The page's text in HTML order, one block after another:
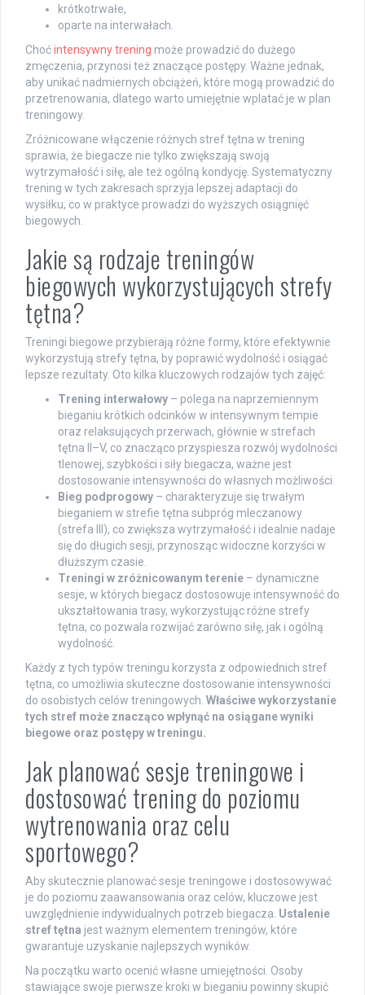
krótkotrwałe,
oparte na interwałach.
Choćintensywny trening może prowadzić do dużego
zmęczenia, przynosi też znaczące postępy. Ważne jednak,
aby unikać nadmiernych obciążeń, które mogą prowadzić do
przetrenowania, dlatego warto umiejętnie wplatać je w plan
treningowy.
Zróżnicowane włączenie różnych stref tętna w trening
sprawia, że biegacze nie tylko zwiększają swoją
wytrzymałość i siłę, ale też ogólną kondycję. Systematyczny
trening w tych zakresach sprzyja lepszej adaptacji do
wysiłku, co w praktyce prowadzi do wyższych osiągnięć
biegowych.
Jakie są rodzaje treningów
biegowych wykorzystujących strefy
tętna?
Treningi biegowe przybierają różne formy, które efektywnie
wykorzystują strefy tętna, by poprawić wydolność i osiągać
lepsze rezultaty. Oto kilka kluczowych rodzajów tych zajęć:
Trening interwałowy – polega na naprzemiennym
bieganiu krótkich odcinków w intensywnym tempie
oraz relaksujących przerwach, głównie w strefach
tętna II–V, co znacząco przyspiesza rozwój wydolności
tlenowej, szybkości i siły biegacza, ważne jest
dostosowanie intensywności do własnych możliwości.
Bieg podprogowy – charakteryzuje się trwałym
bieganiem w strefie tętna subpróg mleczanowy
(strefa III), co zwiększa wytrzymałość i idealnie nadaje
się do długich sesji, przynosząc widoczne korzyści w
dłuższym czasie.
Treningi w zróżnicowanym terenie – dynamiczne
sesje, w których biegacz dostosowuje intensywność do
ukształtowania trasy, wykorzystując różne strefy
tętna, co pozwala rozwijać zarówno siłę, jak i ogólną
wydolność.
Każdy z tych typów treningu korzysta z odpowiednich stref
tętna, co umożliwia skuteczne dostosowanie intensywności
do osobistych celów treningowych. Właściwe wykorzystanie
tych stref może znacząco wpłynąć na osiągane wyniki
biegowe oraz postępy w treningu.
Jak planować sesje treningowe i
dostosować trening do poziomu
wytrenowania oraz celu
sportowego?
Aby skutecznie planować sesje treningowe i dostosowywać
je do poziomu zaawansowania oraz celów, kluczowe jest
uwzględnienie indywidualnych potrzeb biegacza. Ustalenie
stref tętna jest ważnym elementem treningów, które
gwarantuje uzyskanie najlepszych wyników.
Na początku warto ocenić własne umiejętności. Osoby
stawiające swoje pierwsze kroki w bieganiu powinny skupić